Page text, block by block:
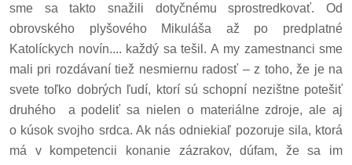
sme sa takto snažili dotyčnému sprostredkovať. Od
obrovského plyšového Mikuláša až po predplatné
Katolíckych novín.... každý sa tešil. A my zamestnanci sme
mali pri rozdávaní tiež nesmiernu radosť – z toho, že je na
svete toľko dobrých ľudí, ktorí sú schopní nezištne potešiť
druhého
a podeliť sa nielen o materiálne zdroje, ale aj
o kúsok svojho srdca. Ak nás odniekiaľ pozoruje sila, ktorá
má v kompetencii konanie zázrakov, dúfam, že sa im